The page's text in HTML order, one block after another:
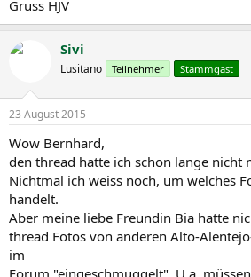
Gruss HJV
Sivi
Lusitano Teilnehmer Stammgast
23 August 2015
Wow Bernhard,
den thread hatte ich schon lange nicht
Nichtmal ich weiss noch, um welches
handelt.
Aber meine liebe Freundin Bia hatte
thread Fotos von anderen Alto-
im
Forum "eingeschmuggelt". U.a,